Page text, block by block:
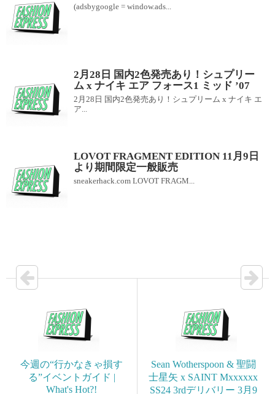
(adsbygoogle = window.ads...
2月28日 国内2色発売あり！シュプリー
ム x ナイキ エア フォース1 ミッド ’07
2月28日 国内2色発売あり！シュプリーム x ナイキ エ
ア...
LOVOT FRAGMENT EDITION 11月9日
より期間限定一般販売
sneakerhack.com LOVOT FRAGM...
今週の“行かなきゃ損す
る”イベントガイド |
What's Hot?!
Sean Wotherspoon & 聖闘
士星矢 x SAINT Mxxxxxx
SS24 3rdデリバリー 3月9